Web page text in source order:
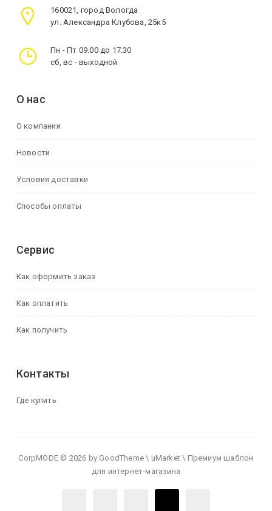
160021, город Вологда
ул. Александра Клубова, 25к5
Пн - Пт 09.00 до 17.30
сб, вс - выходной
О нас
О компании
Новости
Условия доставки
Способы оплаты
Сервис
Как оформить заказ
Как оплатить
Как получить
Контакты
Где купить
CorpMODE © 2026 by GoodTheme \ uMarket \ Премиум шаблон
для интернет-магазина